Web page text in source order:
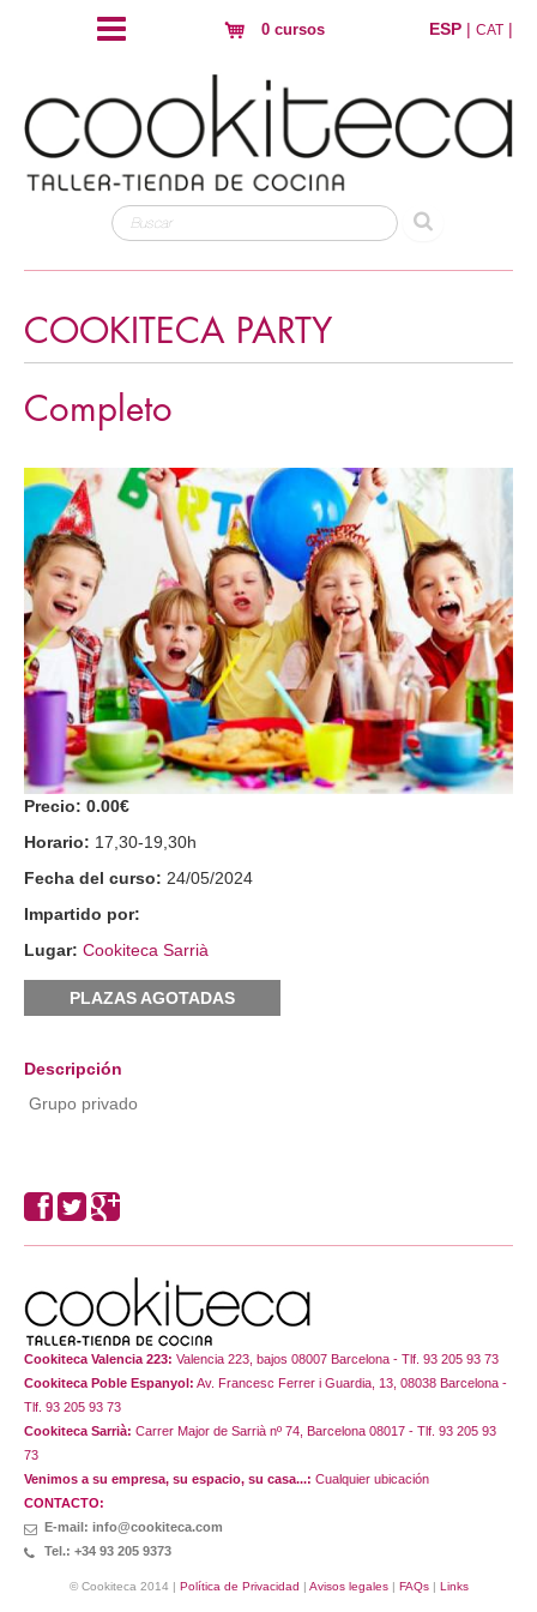
0 cursos ESP | CAT |
COOKITECA PARTY
Completo
Precio: 0.00€
Horario: 17,30-19,30h
Fecha del curso: 24/05/2024
Impartido por:
Lugar: Cookiteca Sarrià
PLAZAS AGOTADAS
Descripción
Grupo privado
Cookiteca Valencia 223: Valencia 223, bajos 08007 Barcelona - Tlf. 93 205 93 73
Cookiteca Poble Espanyol: Av. Francesc Ferrer i Guardia, 13, 08038 Barcelona -
Tlf. 93 205 93 73
Cookiteca Sarrià: Carrer Major de Sarrià nº 74, Barcelona 08017 - Tlf. 93 205 93
73
Venimos a su empresa, su espacio, su casa...: Cualquier ubicación
CONTACTO:
E-mail: info@cookiteca.com
Tel.: +34 93 205 9373
© Cookiteca 2014 | Política de Privacidad | Avisos legales| FAQs| Links